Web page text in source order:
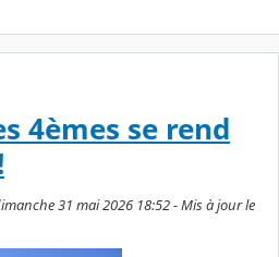
4èmes se rend
31 mai 2026 18:52 - Mis à jour le